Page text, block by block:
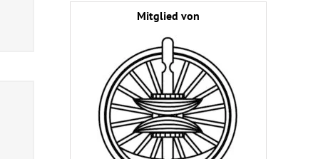
Mitglied von